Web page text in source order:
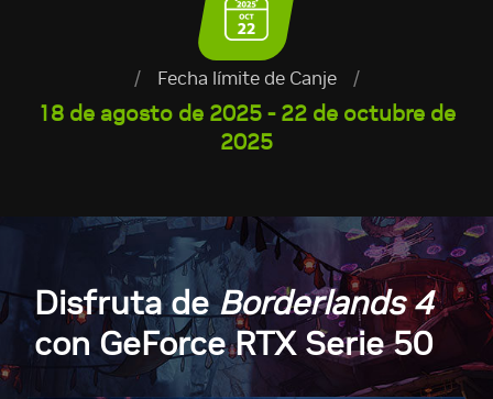
/ Fecha límite de Canje /
18 de agosto de 2025 - 22 de octubre de
2025
Disfruta deBorderlands 4
con GeForce RTX Serie 50